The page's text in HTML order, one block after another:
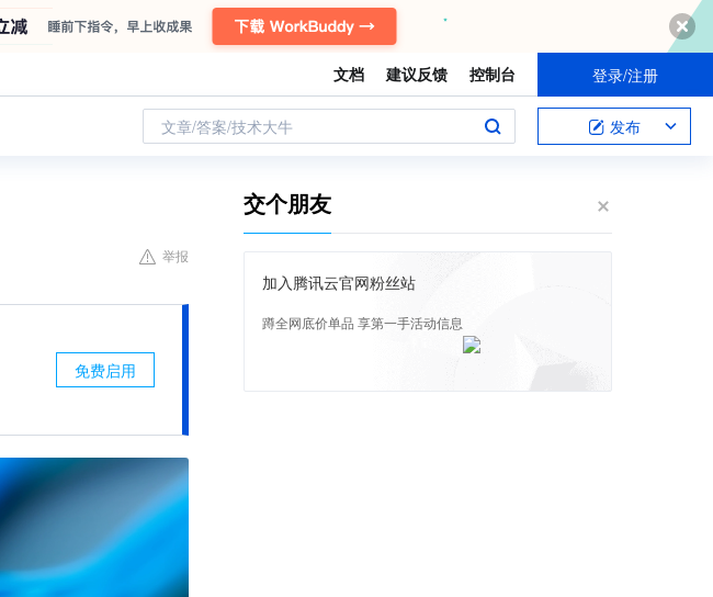
文档 建议反馈 控制台 登录/注册
文章/答案/技术大牛 发布
举报
免费启用
交个朋友
加入腾讯云官网粉丝站
蹲全网底价单品 享第一手活动信息